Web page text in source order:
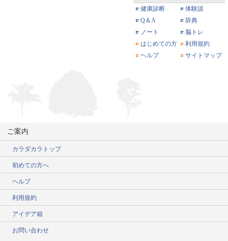
健康診断
体験談
Q＆A
辞典
ノート
脳トレ
はじめての方
利用規約
ヘルプ
サイトマップ
ご案内
カラダカラトップ
初めての方へ
ヘルプ
利用規約
アイデア箱
お問い合わせ